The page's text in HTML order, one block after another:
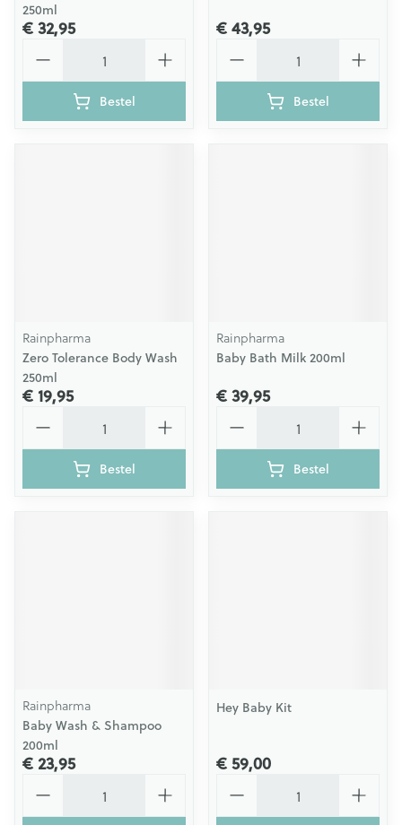
250ml
€ 32,95
Bestel
€ 43,95
Bestel
Rainpharma
Zero Tolerance Body Wash
250ml
€ 19,95
Bestel
Rainpharma
Baby Bath Milk 200ml
€ 39,95
Bestel
Rainpharma
Baby Wash & Shampoo
200ml
€ 23,95
Hey Baby Kit
€ 59,00